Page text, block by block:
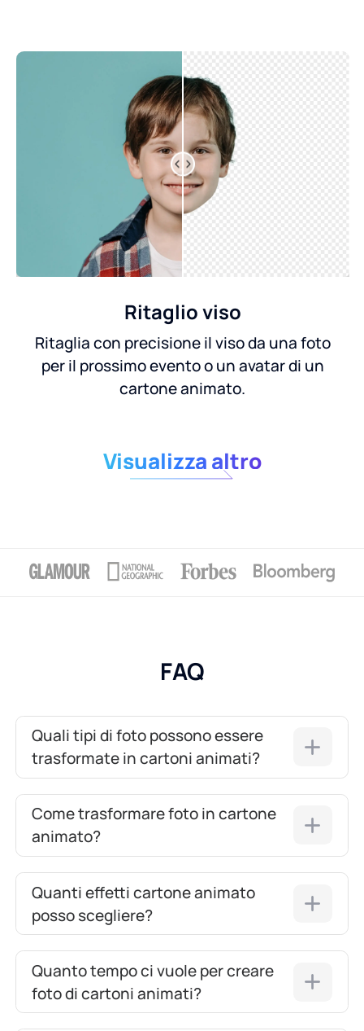
Ritaglio viso
Ritaglia con precisione il viso da una foto
per il prossimo evento o un avatar di un
cartone animato.
Visualizza altro
FAQ
Quali tipi di foto possono essere
trasformate in cartoni animati?
Come trasformare foto in cartone
animato?
Quanti effetti cartone animato
posso scegliere?
Quanto tempo ci vuole per creare
foto di cartoni animati?